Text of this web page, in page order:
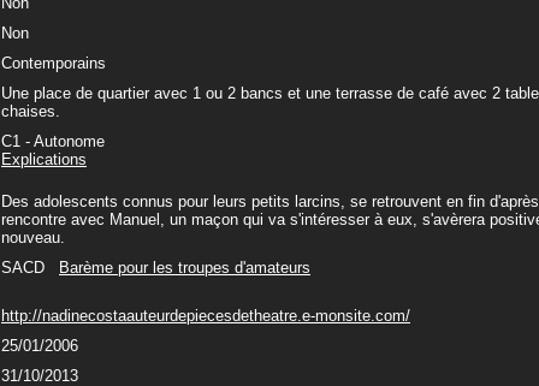
Non
Contemporains
Une place de quartier avec 1 ou 2 bancs et une terrasse de café avec 2
chaises.
C1 - Autonome
Explications
Des adolescents connus pour leurs petits larcins, se retrouvent en fin
rencontre avec Manuel, un maçon qui va s'intéresser à eux, s'avèrera
nouveau.
SACD Barème pour les troupes d'amateurs
http://nadinecostaauteurdepiecesdetheatre.e-monsite.com/
25/01/2006
31/10/2013